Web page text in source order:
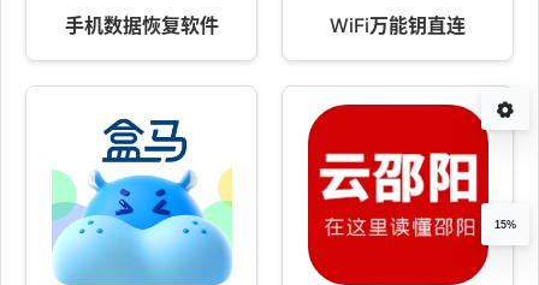
手机数据恢复软件 WiFi万能钥直连
15%